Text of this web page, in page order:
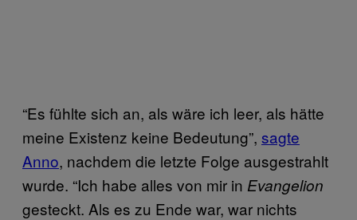
“Es fühlte sich an, als wäre ich leer, als hätte
meine Existenz keine Bedeutung”, sagte
Anno, nachdem die letzte Folge ausgestrahlt
wurde. “Ich habe alles von mir in Evangelion
gesteckt. Als es zu Ende war, war nichts